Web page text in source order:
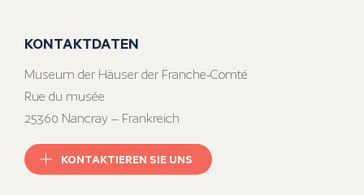
KONTAKTDATEN
Museum der Häuser der Franche-Comté
Rue du musée
25360 Nancray – Frankreich
KONTAKTIEREN SIE UNS